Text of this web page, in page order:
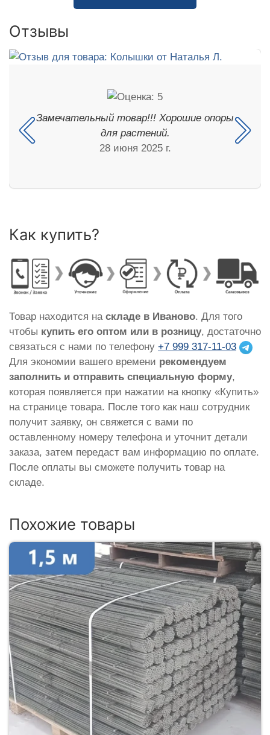
Отзывы
Замечательный товар!!! Хорошие опоры
для растений.
28 июня 2025 г.
Как купить?
Товар находится на складе в Иваново. Для того
чтобы купить его оптом или в розницу, достаточно
связаться с нами по телефону +7 999 317-11-03
Для экономии вашего времени рекомендуем
заполнить и отправить специальную форму,
которая появляется при нажатии на кнопку «Купить»
на странице товара. После того как наш сотрудник
получит заявку, он свяжется с вами по
оставленному номеру телефона и уточнит детали
заказа, затем передаст вам информацию по оплате.
После оплаты вы сможете получить товар на
складе.
Похожие товары